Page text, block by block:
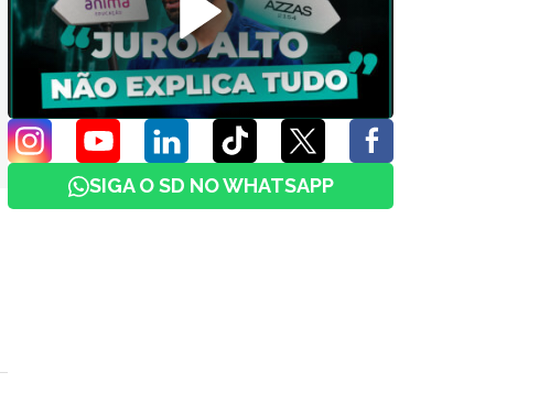
SIGA O SD NO WHATSAPP